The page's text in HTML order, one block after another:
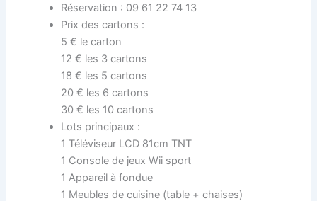
Réservation : 09 61 22 74 13
Prix des cartons :
5 € le carton
12 € les 3 cartons
18 € les 5 cartons
20 € les 6 cartons
30 € les 10 cartons
Lots principaux :
1 Téléviseur LCD 81cm TNT
1 Console de jeux Wii sport
1 Appareil à fondue
1 Meubles de cuisine (table + chaises)